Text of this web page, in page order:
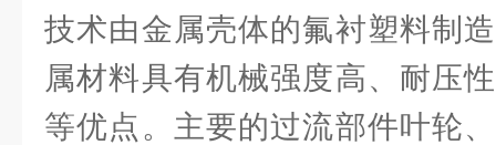
技术由金属壳体的氟衬塑料制
属材料具有机械强度高、耐压
等优点。主要的过流部件叶轮